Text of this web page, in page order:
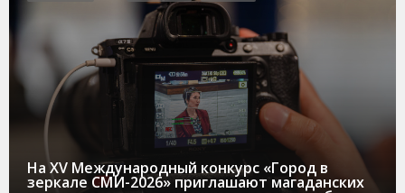
На XV Международный конкурс «Город в
зеркале СМИ-2026» приглашают магаданских